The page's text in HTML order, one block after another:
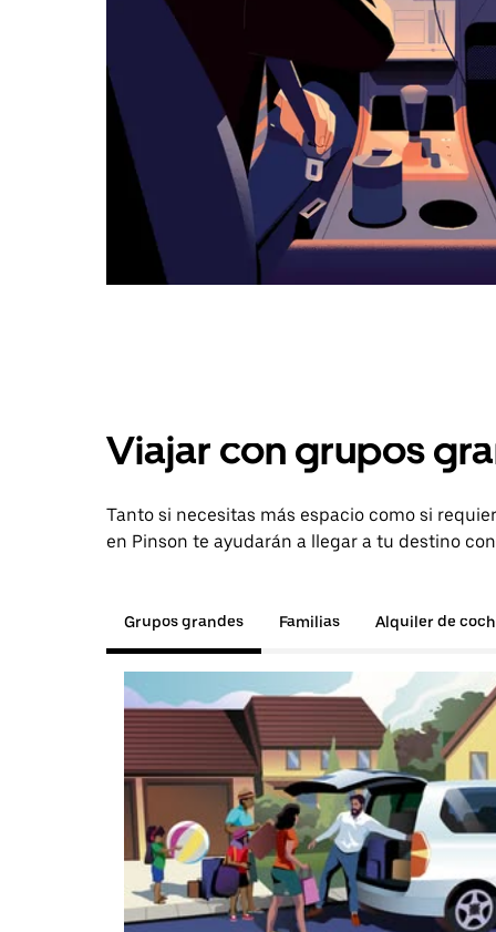
Viajar con grupos
Tanto si necesitas más espacio como si
en Pinson te ayudarán a llegar a tu destino
Grupos grandes Familias Alquiler de